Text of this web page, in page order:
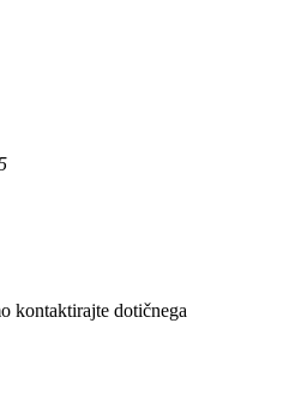
kontaktirajte dotičnega